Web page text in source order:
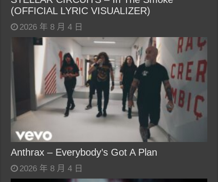
(OFFICIAL LYRIC VISUALIZER)
2026 年 8 月 4 日
Anthrax – Everybody’s Got A Plan
2026 年 8 月 4 日